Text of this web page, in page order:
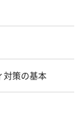
対策の基本